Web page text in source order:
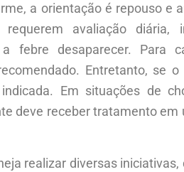
a orientação é repouso e
avaliação diária,
febre desaparecer. Para
Entretanto, se
Em situações de
deve receber tratamento em
realizar diversas iniciativas,